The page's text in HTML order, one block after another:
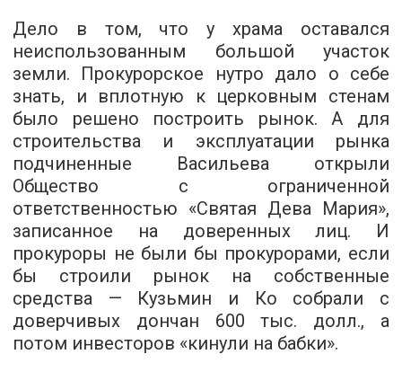
Дело в том, что у храма оставался
неиспользованным большой участок
земли. Прокурорское нутро дало о себе
знать, и вплотную к церковным стенам
было решено построить рынок. А для
строительства и эксплуатации рынка
подчиненные Васильева открыли
Общество с ограниченной
ответственностью «Святая Дева Мария»,
записанное на доверенных лиц. И
прокуроры не были бы прокурорами, если
бы строили рынок на собственные
средства — Кузьмин и Ко собрали с
доверчивых дончан 600 тыс. долл., а
потом инвесторов «кинули на бабки».